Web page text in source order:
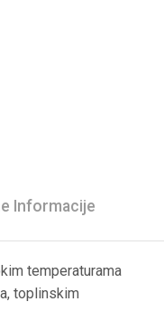
Informacije
temperaturama
toplinskim